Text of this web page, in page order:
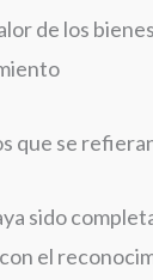
de los
que se
sido
el